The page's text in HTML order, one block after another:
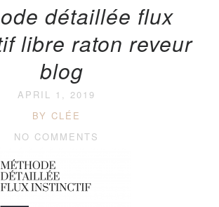
détaillée flux
libre raton reveur
blog
APRIL 1, 2019
BY CLÉE
NO COMMENTS